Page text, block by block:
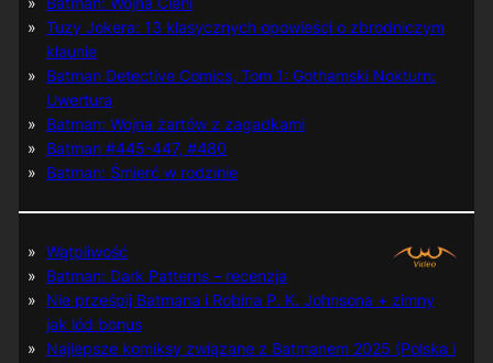
Tuzy Jokera: 13 klasycznych opowieści o zbrodniczym
klaunie
Batman Detective Comics, Tom 1: Gothamski Nokturn:
Uwertura
Batman: Wojna żartów z zagadkami
Batman #445-447, #480
Batman: Śmierć w rodzinie
Wątpliwość
Batman: Dark Patterns – recenzja
Nie prześpij Batmana i Robina P. K. Johnsona + zimny
jak lód bonus
Najlepsze komiksy związane z Batmanem 2025 (Polska i